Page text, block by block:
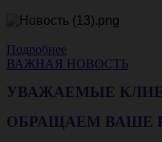
Подробнее
ВАЖНАЯ НОВОСТЬ
УВАЖАЕМЫЕ
ОБРАЩАЕМ ВАШЕ